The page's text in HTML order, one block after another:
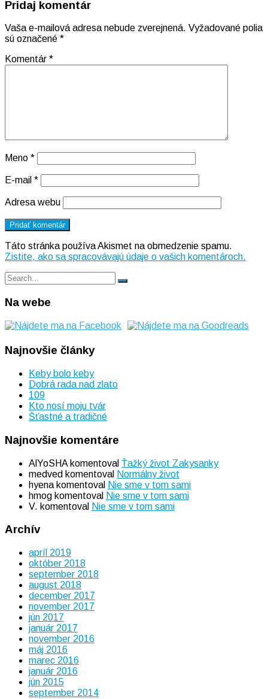
článku
Pridaj komentár
Vaša e-mailová adresa nebude zverejnená. Vyžadované polia
sú označené *
Komentár *
Meno *
E-mail *
Adresa webu
Táto stránka používa Akismet na obmedzenie spamu.
Zistite, ako sa spracovávajú údaje o vašich komentároch.
Search
for:
Search
Na webe
Najnovšie články
Keby bolo keby
Dobrá rada nad zlato
109
Kto nosí moju tvár
Šťastné a tradičné
Najnovšie komentáre
AlYoSHAkomentoval Ťažký život Zakysanky
medved komentoval Normálny život
hyena komentoval Nie sme v tom sami
hmog komentoval Nie sme v tom sami
V. komentoval Nie sme v tom sami
Archív
apríl 2019
október 2018
september 2018
august 2018
december 2017
november 2017
jún 2017
január 2017
november 2016
máj 2016
marec 2016
január 2016
jún 2015
september 2014